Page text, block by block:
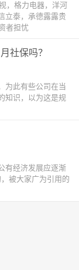
，格力电器，洋河
立泰，承德露露贵
者担忧
社保吗？
为此有些公司在当
知识，以为这是规
有经济发展应逐渐
被大家广为引用的